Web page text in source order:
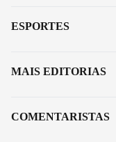
ESPORTES
MAIS EDITORIAS
COMENTARISTAS